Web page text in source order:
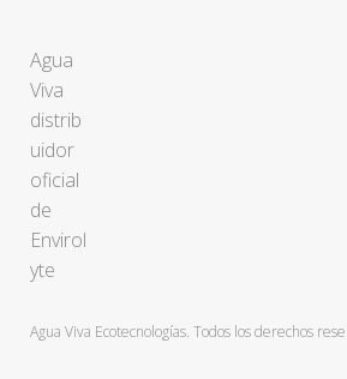
Agua
Viva
distrib
uidor
oficial
de
Envirol
yte
Agua Viva Ecotecnologías. Todos los derechos